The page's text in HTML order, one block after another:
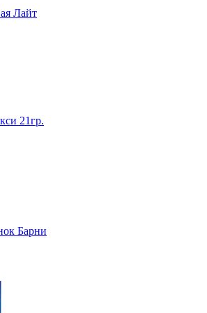
Лайт
21гр.
Барни